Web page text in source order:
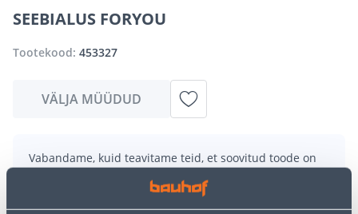
SEEBIALUS FORYOU
Tootekood: 453327
VÄLJA MÜÜDUD
Vabandame, kuid teavitame teid, et soovitud toode on
pakume suurepäraseid alternatiive samast
tootekategooriast, mis võivad teile sama palju rõõmu